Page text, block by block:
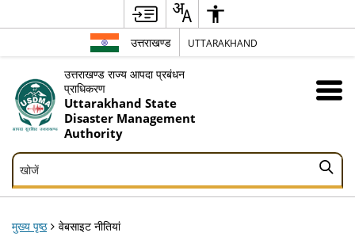
उत्तराखण्ड UTTARAKHAND
उत्तराखण्ड राज्य आपदा प्रबंधन
प्राधिकरण
Uttarakhand State
Disaster Management
Authority
खोजें
खोजें
मुख्य पृष्ठ वेबसाइट नीतियां